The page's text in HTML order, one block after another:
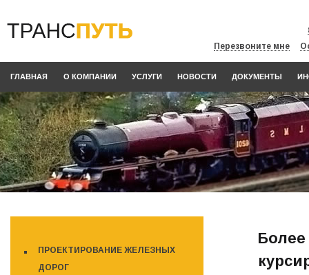
Перезвоните мне
ГЛАВНАЯ О КОМПАНИИ УСЛУГИ НОВОСТИ ДОКУМЕНТЫ
ПРОЕКТИРОВАНИЕ ЖЕЛЕЗНЫХ
ДОРОГ